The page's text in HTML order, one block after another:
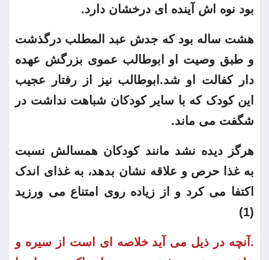
بود نوه اش آینده ای درخشان دارد.
هشت ساله بود که جدش عبد المطلب درگذشت
و طبق وصیت او ابوطالب عموی بزرگش عهده
دار کفالت او شد.ابوطالب نیز از رفتار عجیب
این کودک که با سایر کودکان شباهت نداشت در
شگفت می ماند.
هرگز دیده نشد مانند کودکان همسالش نسبت
به غذا حرص و علاقه نشان بدهد، به غذای اندک
اکتفا می کرد و از زیاده روی امتناع می ورزید
(1)
.آنچه در ذیل می آید خلاصه ای است از سیره و